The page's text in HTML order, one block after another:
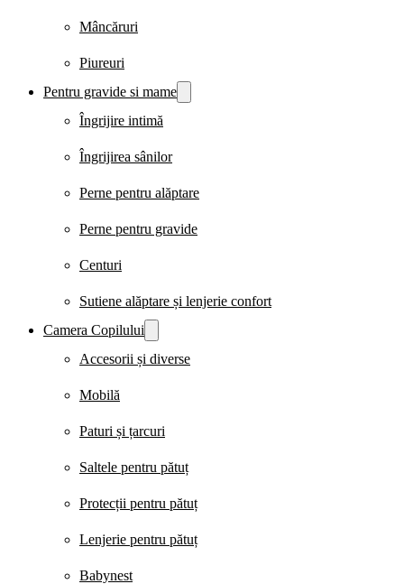
Mâncăruri
Piureuri
Pentru gravide si mame
Îngrijire intimă
Îngrijirea sânilor
Perne pentru alăptare
Perne pentru gravide
Centuri
Sutiene alăptare și lenjerie confort
Camera Copilului
Accesorii și diverse
Mobilă
Paturi și țarcuri
Saltele pentru pătuț
Protecții pentru pătuț
Lenjerie pentru pătuț
Babynest